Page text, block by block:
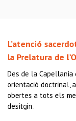
L’atenció
la Prelatura de
Des de la Capellania
orientació doctrinal,
obertes a tots els
desitgin.